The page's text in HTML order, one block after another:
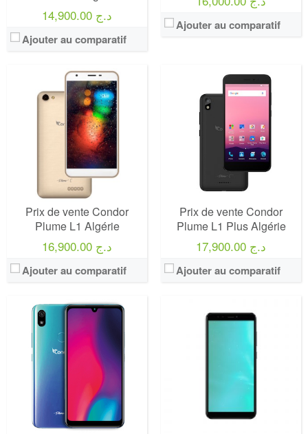
14,900.00 د.ج
Ajouter au comparatif
Ajouter au comparatif
Prix de vente Condor
Plume L1 Algérie
16,900.00 د.ج
Ajouter au comparatif
Prix de vente Condor
Plume L1 Plus Algérie
17,900.00 د.ج
Ajouter au comparatif